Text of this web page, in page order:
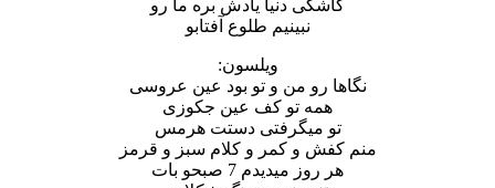
کاشکی دنیا یادش بره ما رو
نبینیم طلوع آفتابو
ویلسون:
نگاها رو من و تو بود عین عروسی
همه تو کف عین جکوزی
تو میگرفتی دستت هرمس
منم کفش و کمر و کلام سبز و قرمز
هر روز میدیدم 7 صبحو بات